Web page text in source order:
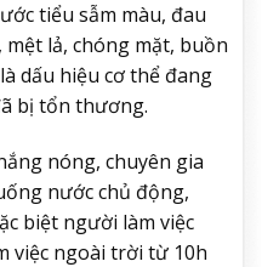
tiểu sẫm màu, đau
lả, chóng mặt, buồn
dấu hiệu cơ thể đang
bị tổn thương.
nóng, chuyên gia
nước chủ động,
biệt người làm việc
việc ngoài trời từ 10h